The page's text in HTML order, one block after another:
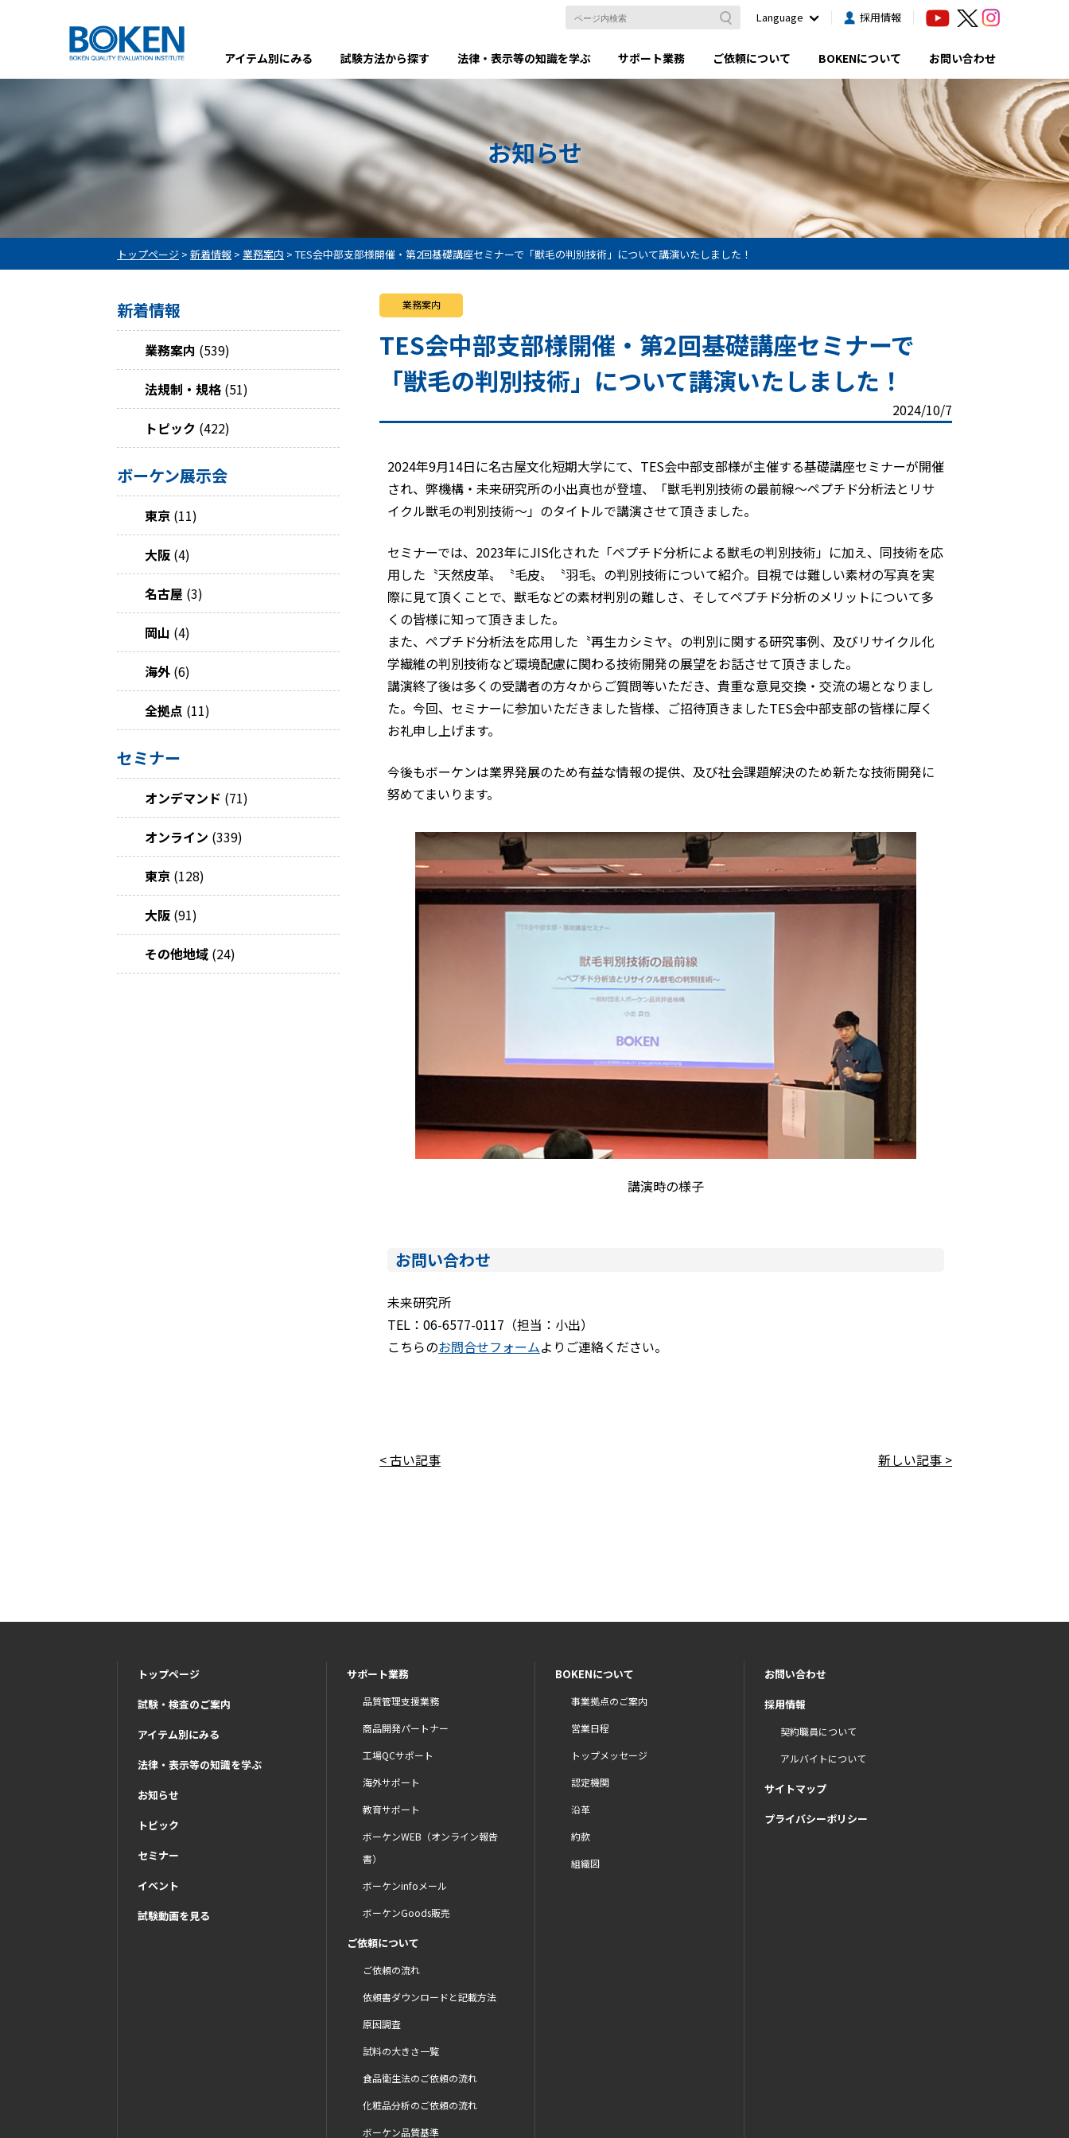
Language 採用情報
アイテム別にみる 試験方法から探す 法律・表示等の知識を学ぶ サポート業務 ご依頼について BOKENについて お問い合わせ
お知らせ
トップページ > 新着情報 > 業務案内 > TES会中部支部様開催・第2回基礎講座セミナーで「獣毛の判別技術」について講演いたしました！
新着情報
業務案内 (539)
法規制・規格 (51)
トピック (422)
ボーケン展示会
東京 (11)
大阪 (4)
名古屋 (3)
岡山 (4)
海外 (6)
全拠点 (11)
セミナー
オンデマンド (71)
オンライン (339)
東京 (128)
大阪 (91)
その他地域 (24)
業務案内
TES会中部支部様開催・第2回基礎講座セミナーで
「獣毛の判別技術」について講演いたしました！
2024/10/7
2024年9月14日に名古屋文化短期大学にて、TES会中部支部様が主催する基礎講座セミナーが開催
され、弊機構・未来研究所の小出真也が登壇、「獣毛判別技術の最前線～ペプチド分析法とリサ
イクル獣毛の判別技術～」のタイトルで講演させて頂きました。
セミナーでは、2023年にJIS化された「ペプチド分析による獣毛の判別技術」に加え、同技術を応
用した〝天然皮革〟〝毛皮〟〝羽毛〟の判別技術について紹介。目視では難しい素材の写真を実
際に見て頂くことで、獣毛などの素材判別の難しさ、そしてペプチド分析のメリットについて多
くの皆様に知って頂きました。
また、ペプチド分析法を応用した〝再生カシミヤ〟の判別に関する研究事例、及びリサイクル化
学繊維の判別技術など環境配慮に関わる技術開発の展望をお話させて頂きました。
講演終了後は多くの受講者の方々からご質問等いただき、貴重な意見交換・交流の場となりまし
た。今回、セミナーに参加いただきました皆様、ご招待頂きましたTES会中部支部の皆様に厚く
お礼申し上げます。
今後もボーケンは業界発展のため有益な情報の提供、及び社会課題解決のため新たな技術開発に
努めてまいります。
講演時の様子
お問い合わせ
未来研究所
TEL：06-6577-0117（担当：小出）
こちらのお問合せフォームよりご連絡ください。
< 古い記事 新しい記事 >
トップページ
試験・検査のご案内
アイテム別にみる
法律・表示等の知識を学ぶ
お知らせ
トピック
セミナー
イベント
試験動画を見る
サポート業務
品質管理支援業務
商品開発パートナー
工場QCサポート
海外サポート
教育サポート
ボーケンWEB（オンライン報告
書）
ボーケンinfoメール
ボーケンGoods販売
ご依頼について
ご依頼の流れ
依頼書ダウンロードと記載方法
原因調査
試料の大きさ一覧
食品衛生法のご依頼の流れ
化粧品分析のご依頼の流れ
ボーケン品質基準
BOKENについて
事業拠点のご案内
営業日程
トップメッセージ
認定機関
沿革
約款
組織図
お問い合わせ
採用情報
契約職員について
アルバイトについて
サイトマップ
プライバシーポリシー